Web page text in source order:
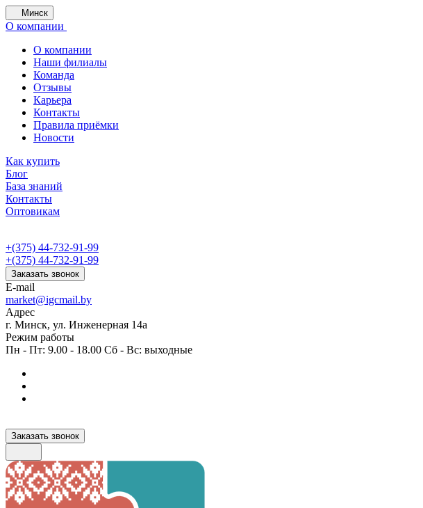
Минск
О компании
О компании
Наши филиалы
Команда
Отзывы
Карьера
Контакты
Правила приёмки
Новости
Как купить
Блог
База знаний
Контакты
Оптовикам
+(375) 44-732-91-99
+(375) 44-732-91-99
Заказать звонок
E-mail
market@igcmail.by
Адрес
г. Минск, ул. Инженерная 14а
Режим работы
Пн - Пт: 9.00 - 18.00 Сб - Вс: выходные
Заказать звонок